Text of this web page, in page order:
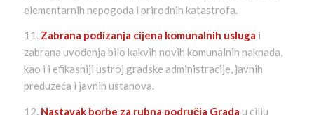
elementarnih nepogoda i prirodnih katastrofa.
11. Zabrana podizanja cijena komunalnih usluga i
zabrana uvođenja bilo kakvih novih komunalnih naknada,
kao i i efikasniji ustroj gradske administracije, javnih
preduzeća i javnih ustanova.
12. Nastavak borbe za rubna područja Grada u cilju